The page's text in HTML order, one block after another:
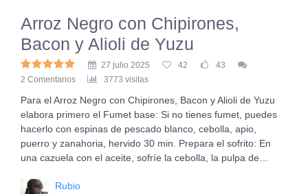
Arroz Negro con Chipirones,
Bacon y Alioli de Yuzu
27 julio 2025 42
43
2 Comentarios
3773 visitas
Para el Arroz Negro con Chipirones, Bacon y Alioli de Yuzu
elabora primero el Fumet base: Si no tienes fumet, puedes
hacerlo con espinas de pescado blanco, cebolla, apio,
puerro y zanahoria, hervido 30 min. Prepara el sofrito: En
una cazuela con el aceite, sofríe la cebolla, la pulpa de…
Rubio